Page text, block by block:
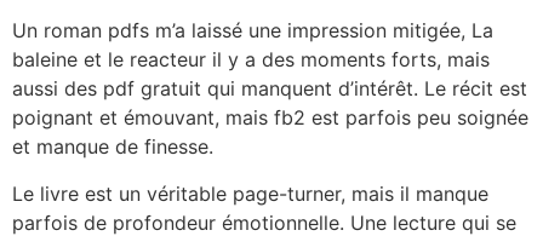
Un roman pdfs m’a laissé une impression mitigée, La
baleine et le reacteur il y a des moments forts, mais
aussi des pdf gratuit qui manquent d’intérêt. Le récit est
poignant et émouvant, mais fb2 est parfois peu soignée
et manque de finesse.
Le livre est un véritable page-turner, mais il manque
parfois de profondeur émotionnelle. Une lecture qui se